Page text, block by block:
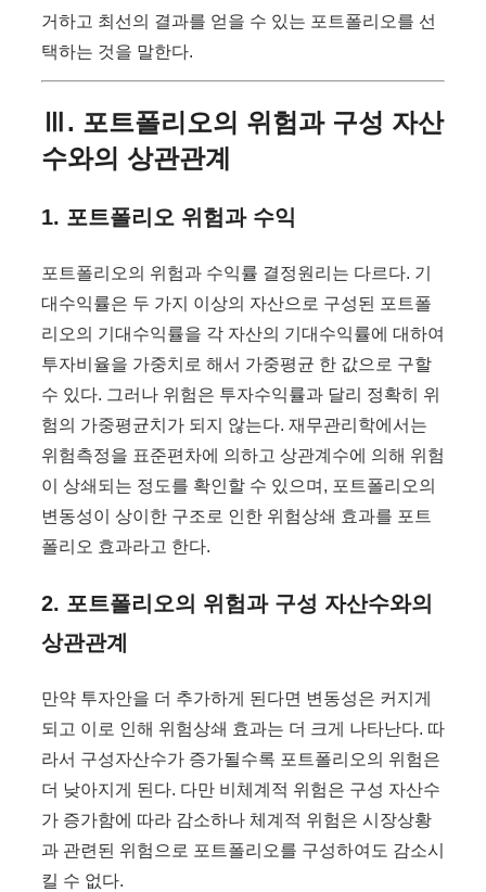
거하고 최선의 결과를 얻을 수 있는 포트폴리오를 선
택하는 것을 말한다.
Ⅲ. 포트폴리오의 위험과 구성 자산
수와의 상관관계
1. 포트폴리오 위험과 수익
포트폴리오의 위험과 수익률 결정원리는 다르다. 기
대수익률은 두 가지 이상의 자산으로 구성된 포트폴
리오의 기대수익률을 각 자산의 기대수익률에 대하여
투자비율을 가중치로 해서 가중평균 한 값으로 구할
수 있다. 그러나 위험은 투자수익률과 달리 정확히 위
험의 가중평균치가 되지 않는다. 재무관리학에서는
위험측정을 표준편차에 의하고 상관계수에 의해 위험
이 상쇄되는 정도를 확인할 수 있으며, 포트폴리오의
변동성이 상이한 구조로 인한 위험상쇄 효과를 포트
폴리오 효과라고 한다.
2. 포트폴리오의 위험과 구성 자산수와의
상관관계
만약 투자안을 더 추가하게 된다면 변동성은 커지게
되고 이로 인해 위험상쇄 효과는 더 크게 나타난다. 따
라서 구성자산수가 증가될수록 포트폴리오의 위험은
더 낮아지게 된다. 다만 비체계적 위험은 구성 자산수
가 증가함에 따라 감소하나 체계적 위험은 시장상황
과 관련된 위험으로 포트폴리오를 구성하여도 감소시
킬 수 없다.